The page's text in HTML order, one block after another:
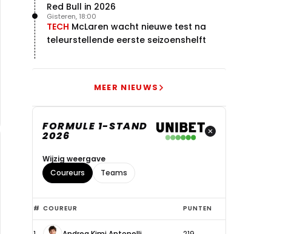
Red Bull in 2026
TECH McLaren wacht nieuwe test na
teleurstellende eerste seizoenshelft
Gisteren, 18:00
MEER NIEUWS
FORMULE 1-STAND
2026
Wijzig weergave
Coureurs
Teams
Top
6
# COUREUR PUNTEN